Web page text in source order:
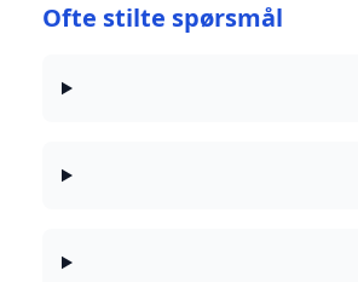
Ofte stilte spørsmål